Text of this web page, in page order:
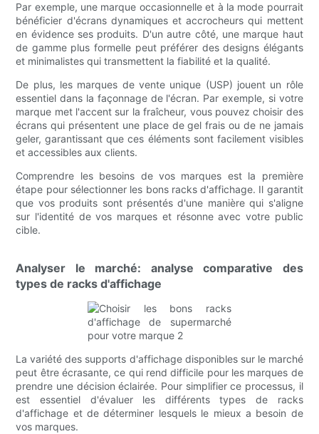
Par exemple, une marque occasionnelle et à la mode pourrait
bénéficier d'écrans dynamiques et accrocheurs qui mettent
en évidence ses produits. D'un autre côté, une marque haut
de gamme plus formelle peut préférer des designs élégants
et minimalistes qui transmettent la fiabilité et la qualité.
De plus, les marques de vente unique (USP) jouent un rôle
essentiel dans la façonnage de l'écran. Par exemple, si votre
marque met l'accent sur la fraîcheur, vous pouvez choisir des
écrans qui présentent une place de gel frais ou de ne jamais
geler, garantissant que ces éléments sont facilement visibles
et accessibles aux clients.
Comprendre les besoins de vos marques est la première
étape pour sélectionner les bons racks d'affichage. Il garantit
que vos produits sont présentés d'une manière qui s'aligne
sur l'identité de vos marques et résonne avec votre public
cible.
Analyser le marché: analyse comparative des
types de racks d'affichage
La variété des supports d'affichage disponibles sur le marché
peut être écrasante, ce qui rend difficile pour les marques de
prendre une décision éclairée. Pour simplifier ce processus, il
est essentiel d'évaluer les différents types de racks
d'affichage et de déterminer lesquels le mieux a besoin de
vos marques.